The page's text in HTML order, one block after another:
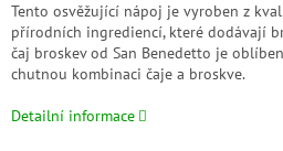
Tento osvěžující nápoj je vyroben z
přírodních ingrediencí, které dodávají
čaj broskev od San Benedetto je
chutnou kombinaci čaje a broskve.
Detailní informace